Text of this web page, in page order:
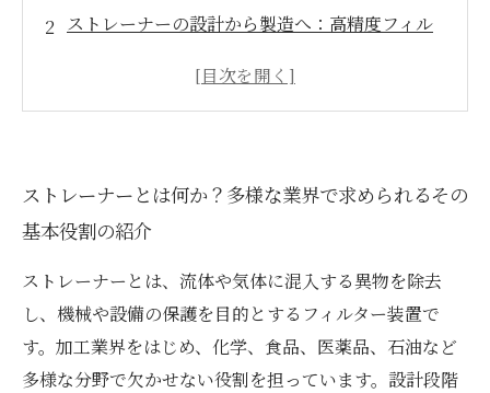
ストレーナーの設計から製造へ：高精度フィル
適設計とその効果
流体制御の基礎から応用まで：ストレーナー加
工技術の全体像と未来展望
ストレーナー加工技術が切り拓く新たな可能性
と産業界の革新
まとめ：多様な業界を支えるストレーナー加工
ストレーナーとは何か？多様な業界で求められるその
基本役割の紹介
ストレーナーとは、流体や気体に混入する異物を除去
し、機械や設備の保護を目的とするフィルター装置で
す。加工業界をはじめ、化学、食品、医薬品、石油など
多様な分野で欠かせない役割を担っています。設計段階